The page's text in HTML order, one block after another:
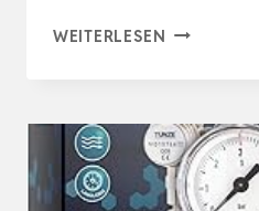
WEITERLESEN FZONE
AQUARIUM
CO2
REGLER